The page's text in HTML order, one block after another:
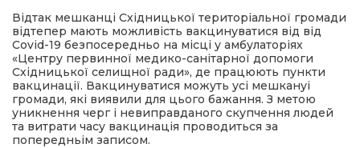
Відтак мешканці Східницької територіальної громади
відтепер мають можливість вакцинуватися від від
Covid-19 безпосередньо на місці у амбулаторіях
«Центру первинної медико-санітарної допомоги
Східницької селищної ради», де працюють пункти
вакцинації. Вакцинуватися можуть усі мешкануі
громади, які виявили для цього бажання. З метою
уникнення черг і невиправданого скупчення людей
та витрати часу вакцинація проводиться за
попередньім записом.